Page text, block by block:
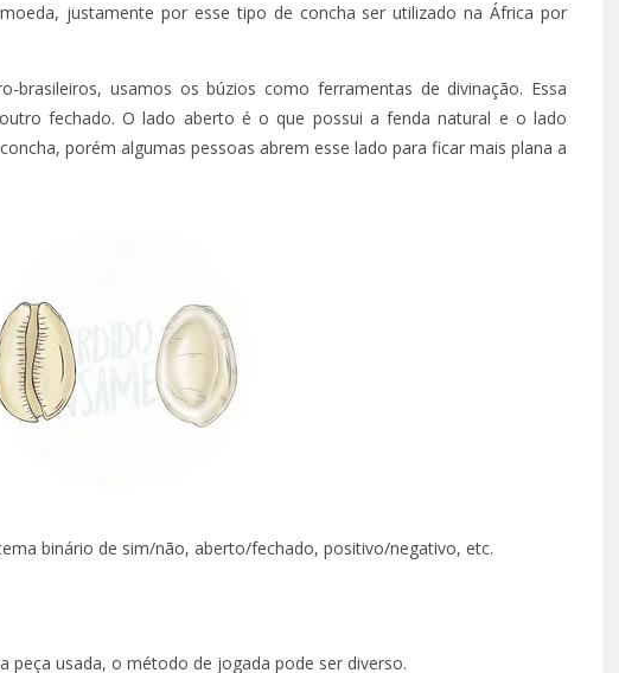
justamente por esse tipo de concha ser utilizado na África por
brasileiros, usamos os búzios como ferramentas de divinação. Essa
fechado. O lado aberto é o que possui a fenda natural e o lado
porém algumas pessoas abrem esse lado para ficar mais plana a
binário de sim/não, aberto/fechado, positivo/negativo, etc.
peça usada, o método de jogada pode ser diverso.
TÁ PERDIDO? – EPISÓDIO